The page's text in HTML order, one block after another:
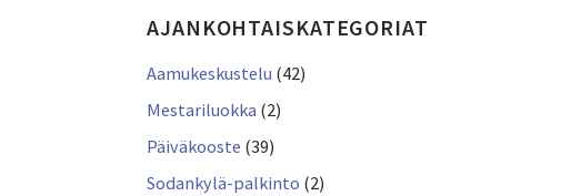
AJANKOHTAISKATEGORIAT
Aamukeskustelu (42)
Mestariluokka (2)
Päiväkooste (39)
Sodankylä-palkinto (2)